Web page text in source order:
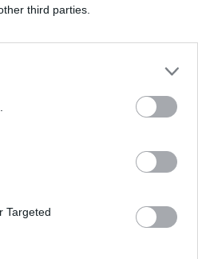
third parties.
Targeted
lehetőséggel, 4 napot tölthetett el
költségeit, valamint a